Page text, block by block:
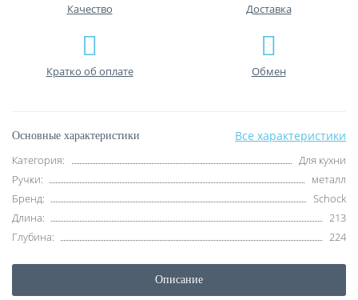
Качество Доставка
Кратко об оплате Обмен
Основные характеристики Все характеристики
Категория:
Для кухни
Ручки:
металл
Бренд:
Schock
Длина:
213
Глубина:
224
Описание